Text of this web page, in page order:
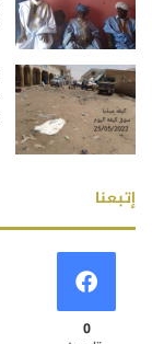
إتبعنا
0